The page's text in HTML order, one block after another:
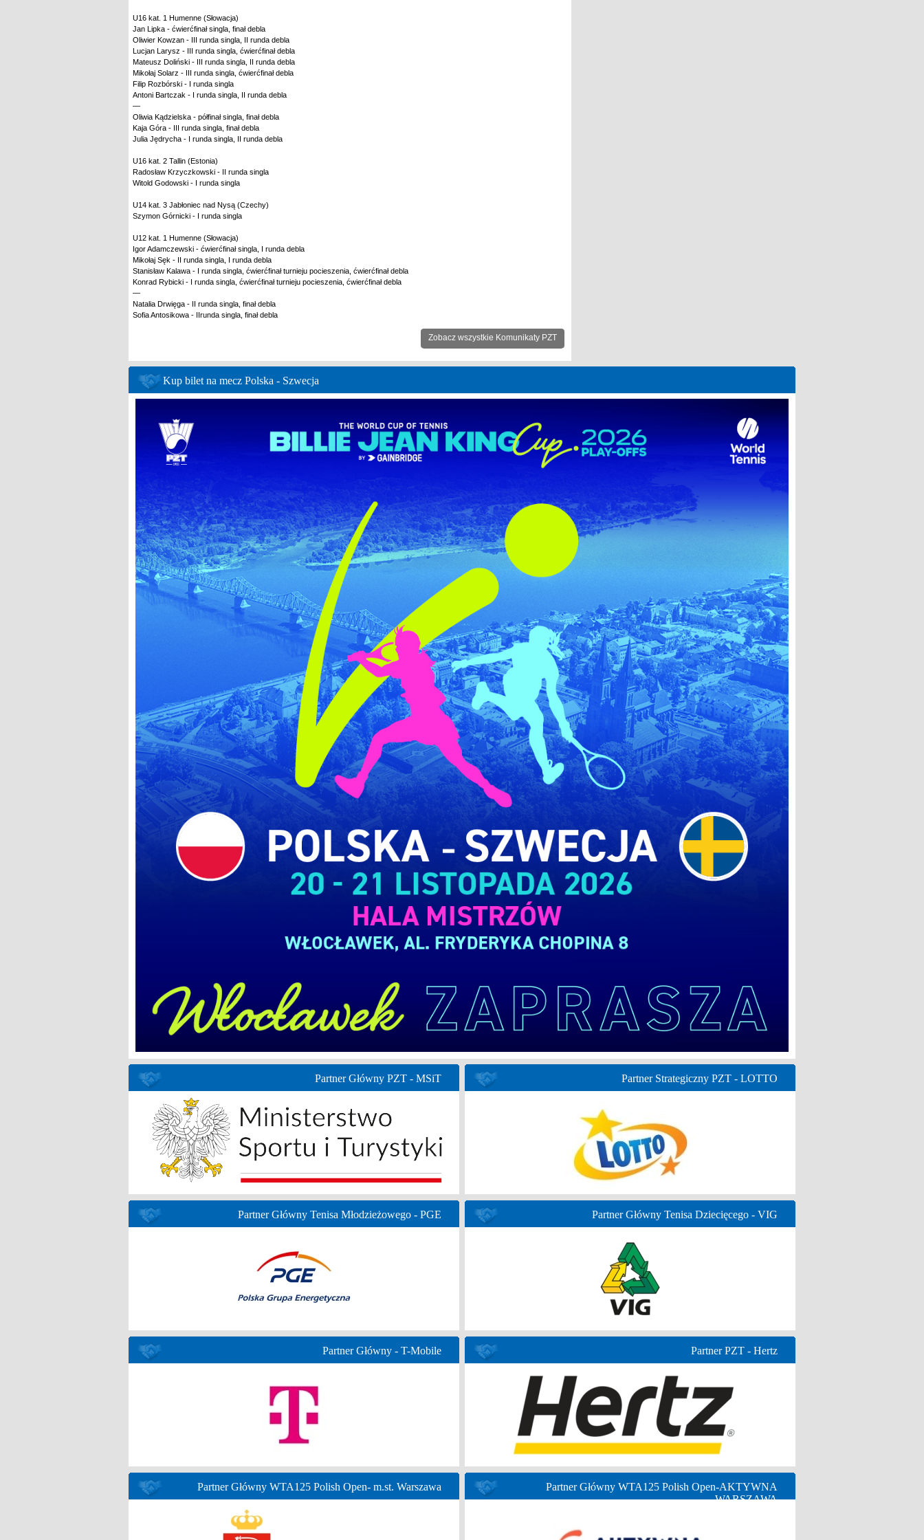
U16 kat. 1 Humenne (Słowacja)
Jan Lipka - ćwierćfinał singla, finał debla
Oliwier Kowzan - III runda singla, II runda debla
Lucjan Larysz - III runda singla, ćwierćfinał debla
Mateusz Doliński - III runda singla, II runda debla
Mikołaj Solarz - III runda singla, ćwierćfinał debla
Filip Rozbórski - I runda singla
Antoni Bartczak - I runda singla, II runda debla
—
Oliwia Kądzielska - półfinał singla, finał debla
Kaja Góra - III runda singla, finał debla
Julia Jędrycha - I runda singla, II runda debla
U16 kat. 2 Tallin (Estonia)
Radosław Krzyczkowski - II runda singla
Witold Godowski - I runda singla
U14 kat. 3 Jabłoniec nad Nysą (Czechy)
Szymon Górnicki - I runda singla
U12 kat. 1 Humenne (Słowacja)
Igor Adamczewski - ćwierćfinał singla, I runda debla
Mikołaj Sęk - II runda singla, I runda debla
Stanisław Kalawa - I runda singla, ćwierćfinał turnieju pocieszenia, ćwierćfinał debla
Konrad Rybicki - I runda singla, ćwierćfinał turnieju pocieszenia, ćwierćfinał debla
—
Natalia Drwięga - II runda singla, finał debla
Sofia Antosikowa - IIrunda singla, finał debla
Zobacz wszystkie Komunikaty PZT
Kup bilet na mecz Polska - Szwecja
Partner Główny PZT - MSiT Partner Strategiczny PZT - LOTTO
Partner Główny Tenisa Młodzieżowego - PGE Partner Główny Tenisa Dziecięcego - VIG
Partner Główny - T-Mobile Partner PZT - Hertz
Partner Główny WTA125 Polish Open- m.st. Warszawa
Partner Główny WTA125 Polish Open-AKTYWNA
WARSZAWA